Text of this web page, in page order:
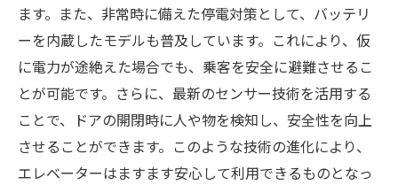
ます。また、非常時に備えた停電対策として、バッテリ
ーを内蔵したモデルも普及しています。これにより、仮
に電力が途絶えた場合でも、乗客を安全に避難させるこ
とが可能です。さらに、最新のセンサー技術を活用する
ことで、ドアの開閉時に人や物を検知し、安全性を向上
させることができます。このような技術の進化により、
エレベーターはますます安心して利用できるものとなっ